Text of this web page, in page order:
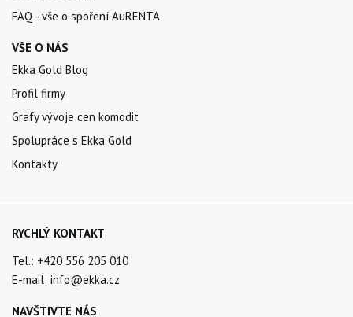
FAQ - vše o spoření AuRENTA
VŠE O NÁS
Ekka Gold Blog
Profil firmy
Grafy vývoje cen komodit
Spolupráce s Ekka Gold
Kontakty
RYCHLÝ KONTAKT
Tel.: +420 556 205 010
E-mail: info@ekka.cz
NAVŠTIVTE NÁS